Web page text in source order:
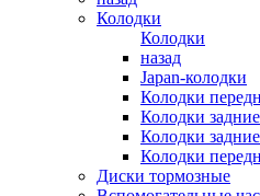
Колодки
Колодки
назад
Japan-колодки
Колодки
Колодки задние
Колодки
Колодки
Диски тормозные